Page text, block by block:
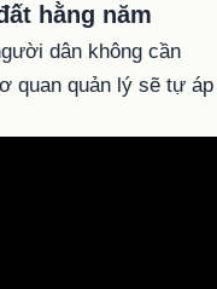
hằng năm
dân không cần
quan quản lý sẽ tự áp